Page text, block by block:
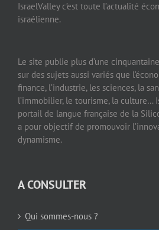
IsraelValley c’est toute l’actualité
israélienne.
Le site publie plus d’une
sur des sujets aussi variés que
finance, l’industrie, les sciences, la
l’immobilier, le tourisme, la culture…
portail de langue française de la
a pour objectif de promouvoir
dynamisme.
A CONSULTER
Qui sommes-nous ?